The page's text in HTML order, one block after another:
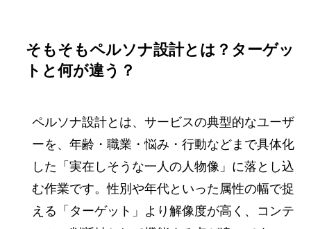
そもそもペルソナ設計とは？ターゲッ
トと何が違う？
ペルソナ設計とは、サービスの典型的なユーザ
ーを、年齢・職業・悩み・行動などまで具体化
した「実在しそうな一人の人物像」に落とし込
む作業です。性別や年代といった属性の幅で捉
える「ターゲット」より解像度が高く、コンテ